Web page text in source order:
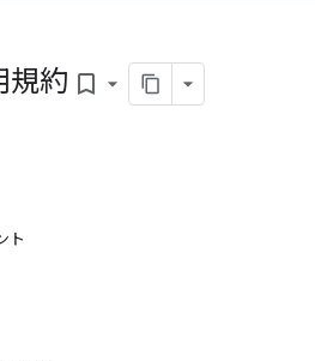
規約 bookmark_border
ト